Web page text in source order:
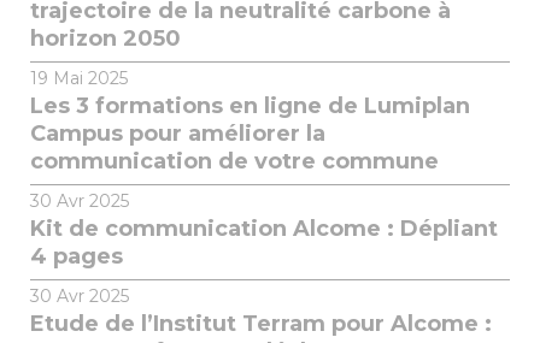
trajectoire de la neutralité carbone à
horizon 2050
19 Mai 2025
Les 3 formations en ligne de Lumiplan
Campus pour améliorer la
communication de votre commune
30 Avr 2025
Kit de communication Alcome : Dépliant
4 pages
30 Avr 2025
Etude de l’Institut Terram pour Alcome :